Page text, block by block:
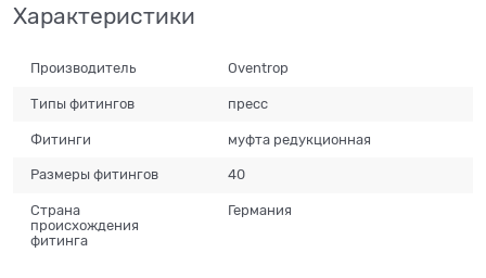
Характеристики
Производитель Oventrop
Типы фитингов пресс
Фитинги муфта редукционная
Размеры фитингов 40
Страна
происхождения
фитинга
Германия